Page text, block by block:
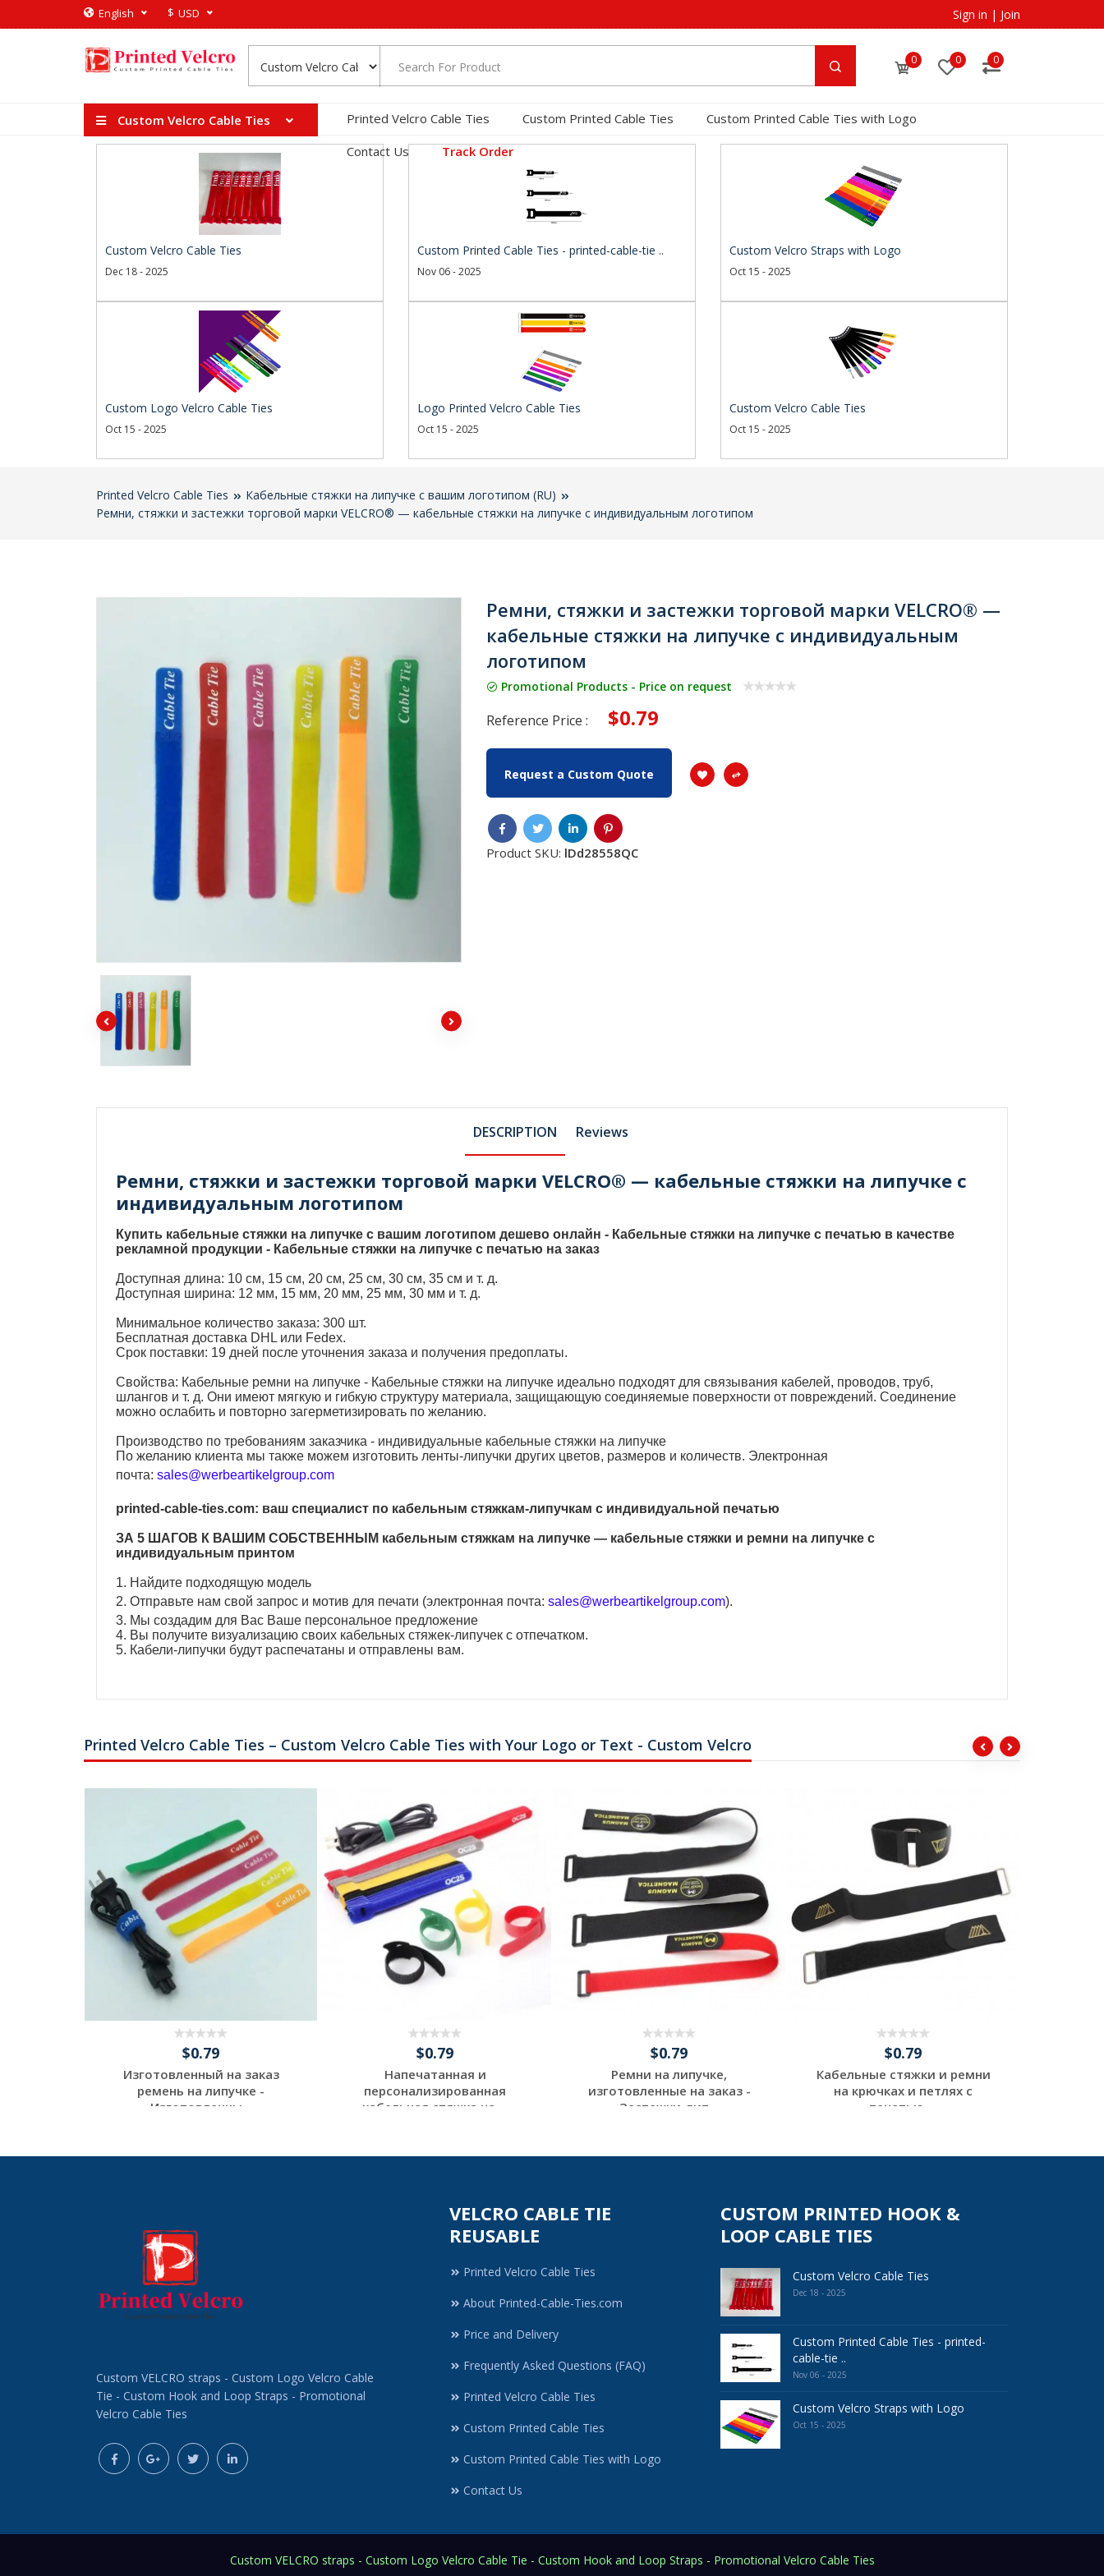
English $ USD Sign in | Join
0 0 0
Custom Velcro Cable Ties Printed Velcro Cable Ties Custom Printed Cable Ties
Custom Printed Cable Ties with Logo
Contact Us
Track Order
Custom Velcro Cable Ties
Dec 18 - 2025
Custom Printed Cable Ties - printed-cable-tie ..
Nov 06 - 2025
Custom Velcro Straps with Logo
Oct 15 - 2025
Custom Logo Velcro Cable Ties
Oct 15 - 2025
Logo Printed Velcro Cable Ties
Oct 15 - 2025
Custom Velcro Cable Ties
Oct 15 - 2025
Printed Velcro Cable Ties
Кабельные стяжки на липучке с вашим логотипом (RU)
Ремни, стяжки и застежки торговой марки VELCRO® — кабельные стяжки на липучке с индивидуальным логотипом
Ремни, стяжки и застежки торговой марки VELCRO® —
кабельные стяжки на липучке с индивидуальным
логотипом
Promotional Products - Price on request
Reference Price : $0.79
Request a Custom Quote
Product SKU: lDd28558QC
DESCRIPTION Reviews
Ремни, стяжки и застежки торговой марки VELCRO® — кабельные стяжки на липучке с
индивидуальным логотипом
Купить кабельные стяжки на липучке с вашим логотипом дешево онлайн - Кабельные стяжки на липучке с печатью в качестве
рекламной продукции - Кабельные стяжки на липучке с печатью на заказ
Доступная длина: 10 см, 15 см, 20 см, 25 см, 30 см, 35 ​​см и т. д.
Доступная ширина: 12 мм, 15 мм, 20 мм, 25 мм, 30 мм и т. д.
Минимальное количество заказа: 300 шт.
Бесплатная доставка DHL или Fedex.
Срок поставки: 19 дней после уточнения заказа и получения предоплаты.
Свойства: Кабельные ремни на липучке - Кабельные стяжки на липучке идеально подходят для связывания кабелей, проводов, труб,
шлангов и т. д. Они имеют мягкую и гибкую структуру материала, защищающую соединяемые поверхности от повреждений. Соединение
можно ослабить и повторно загерметизировать по желанию.
Производство по требованиям заказчика - индивидуальные кабельные стяжки на липучке
По желанию клиента мы также можем изготовить ленты-липучки других цветов, размеров и количеств. Электронная
почта:sales@werbeartikelgroup.com
printed-cable-ties.com: ваш специалист по кабельным стяжкам-липучкам с индивидуальной печатью
ЗА 5 ШАГОВ К ВАШИМ СОБСТВЕННЫМ кабельным стяжкам на липучке — кабельные стяжки и ремни на липучке с
индивидуальным принтом
1. Найдите подходящую модель
2. Отправьте нам свой запрос и мотив для печати (электронная почта:sales@werbeartikelgroup.com).
3. Мы создадим для Вас Ваше персональное предложение
4. Вы получите визуализацию своих кабельных стяжек-липучек с отпечатком.
5. Кабели-липучки будут распечатаны и отправлены вам.
Printed Velcro Cable Ties – Custom Velcro Cable Ties with Your Logo or Text - Custom Velcro
$0.79
Изготовленный на заказ
ремень на липучке -
Изготовленны...
$0.79
Напечатанная и
персонализированная
кабельная стяжка на ...
$0.79
Ремни на липучке,
изготовленные на заказ -
Застежки-лип...
$0.79
Кабельные стяжки и ремни
на крючках и петлях с
печатью ...
Custom VELCRO straps - Custom Logo Velcro Cable
Tie - Custom Hook and Loop Straps - Promotional
Velcro Cable Ties
VELCRO CABLE TIE
REUSABLE
Printed Velcro Cable Ties
About Printed-Cable-Ties.com
Price and Delivery
Frequently Asked Questions (FAQ)
Printed Velcro Cable Ties
Custom Printed Cable Ties
Custom Printed Cable Ties with Logo
Contact Us
CUSTOM PRINTED HOOK &
LOOP CABLE TIES
Custom Velcro Cable Ties
Dec 18 - 2025
Custom Printed Cable Ties - printed-
cable-tie ..
Nov 06 - 2025
Custom Velcro Straps with Logo
Oct 15 - 2025
Custom VELCRO straps - Custom Logo Velcro Cable Tie - Custom Hook and Loop Straps - Promotional Velcro Cable Ties